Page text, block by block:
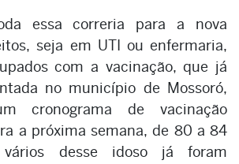
essa correria para a nova
seja em UTI ou enfermaria,
com a vacinação, que já
no município de Mossoró,
cronograma de vacinação
a próxima semana, de 80 a 84
desse idoso já foram